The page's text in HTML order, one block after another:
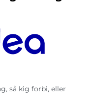
så kig forbi, eller